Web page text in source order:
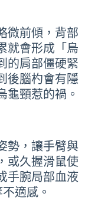
微前傾，背部
就會形成「烏
的肩部僵硬緊
後腦杓會有隱
龜頸惹的禍。
勢，讓手臂與
或久握滑鼠使
手腕局部血液
適感。